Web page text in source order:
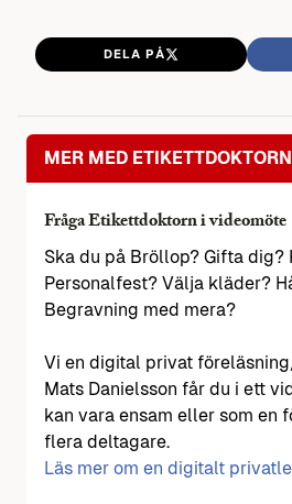
DELA PÅ
MER MED ETIKETTDOKTORN
Fråga Etikettdoktorn i videomöte
Ska du på Bröllop? Gifta dig?
Personalfest? Välja kläder?
Begravning med mera?
Vi en digital privat
Mats Danielsson får du i ett
kan vara ensam eller som en
flera deltagare.
Läs mer om en digitalt